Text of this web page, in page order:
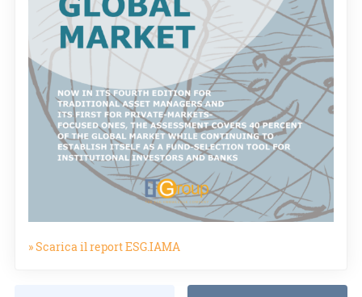
» Scarica il report ESG.IAMA